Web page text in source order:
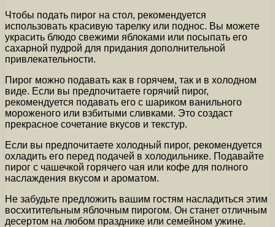
Чтобы подать пирог на стол, рекомендуется
использовать красивую тарелку или поднос. Вы можете
украсить блюдо свежими яблоками или посыпать его
сахарной пудрой для придания дополнительной
привлекательности.
Пирог можно подавать как в горячем, так и в холодном
виде. Если вы предпочитаете горячий пирог,
рекомендуется подавать его с шариком ванильного
мороженого или взбитыми сливками. Это создаст
прекрасное сочетание вкусов и текстур.
Если вы предпочитаете холодный пирог, рекомендуется
охладить его перед подачей в холодильнике. Подавайте
пирог с чашечкой горячего чая или кофе для полного
наслаждения вкусом и ароматом.
Не забудьте предложить вашим гостям насладиться этим
восхитительным яблочным пирогом. Он станет отличным
десертом на любом празднике или семейном ужине.